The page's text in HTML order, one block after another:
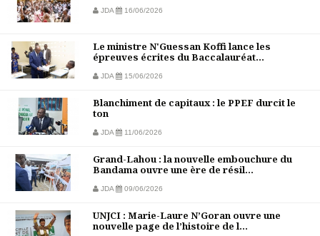
JDA 16/06/2026
Le ministre N'Guessan Koffi lance les
épreuves écrites du Baccalauréat...
JDA 15/06/2026
Blanchiment de capitaux : le PPEF durcit le
ton
JDA 11/06/2026
Grand-Lahou : la nouvelle embouchure du
Bandama ouvre une ère de résil...
JDA 09/06/2026
UNJCI : Marie-Laure N’Goran ouvre une
nouvelle page de l’histoire de l...